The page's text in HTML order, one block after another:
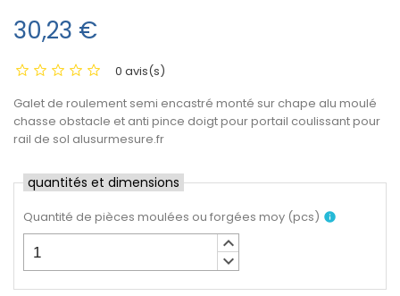
30,23 €
0 avis(s)
Galet de roulement semi encastré monté sur chape alu moulé
chasse obstacle et anti pince doigt pour portail coulissant pour
rail de sol alusurmesure.fr
quantités et dimensions
Quantité de pièces moulées ou forgées moy (pcs) info
keyboard_arrow_up
keyboard_arrow_down